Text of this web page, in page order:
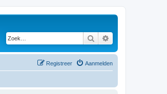
Zoek
Aanmelden
Registreer